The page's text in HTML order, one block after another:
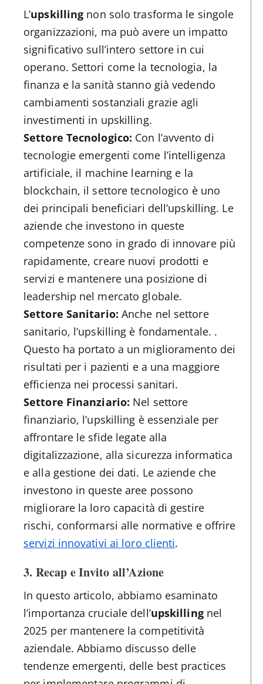
L’upskilling non solo trasforma le singole
organizzazioni, ma può avere un impatto
significativo sull’intero settore in cui
operano. Settori come la tecnologia, la
finanza e la sanità stanno già vedendo
cambiamenti sostanziali grazie agli
investimenti in upskilling.
Settore Tecnologico: Con l’avvento di
tecnologie emergenti come l’intelligenza
artificiale, il machine learning e la
blockchain, il settore tecnologico è uno
dei principali beneficiari dell’upskilling. Le
aziende che investono in queste
competenze sono in grado di innovare più
rapidamente, creare nuovi prodotti e
servizi e mantenere una posizione di
leadership nel mercato globale.
Settore Sanitario: Anche nel settore
sanitario, l’upskilling è fondamentale. .
Questo ha portato a un miglioramento dei
risultati per i pazienti e a una maggiore
efficienza nei processi sanitari.
Settore Finanziario: Nel settore
finanziario, l’upskilling è essenziale per
affrontare le sfide legate alla
digitalizzazione, alla sicurezza informatica
e alla gestione dei dati. Le aziende che
investono in queste aree possono
migliorare la loro capacità di gestire
rischi, conformarsi alle normative e offrire
servizi innovativi ai loro clienti.
3. Recap e Invito all’Azione
In questo articolo, abbiamo esaminato
l’importanza cruciale dell’upskillingnel
2025 per mantenere la competitività
aziendale. Abbiamo discusso delle
tendenze emergenti, delle best practices